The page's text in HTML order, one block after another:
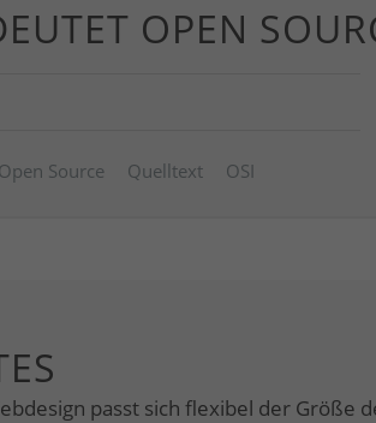
OPEN
Open Source Quelltext OSI
passt sich flexibel der Größe